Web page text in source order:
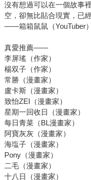
沒有想過可以在一個故事
空，卻無比貼合現實，已
――箱箱鼠鼠（YouTuber）
真愛推薦――
李屏瑤（作家）
楊双子（作家）
常勝（漫畫家）
盧卡斯（漫畫家）
致怡ZEI（漫畫家）
星期一回收日（漫畫家）
每日青菜（BL漫畫家）
阿寶灰灰（漫畫家）
海塩子（漫畫家）
Pony（漫畫家）
二毛（漫畫家）
十八日（漫畫家）